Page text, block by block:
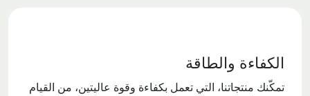
الكفاءة والطاقة
تمكّنك منتجاتنا، التي تعمل بكفاءة وقوة عاليتين، من القيام